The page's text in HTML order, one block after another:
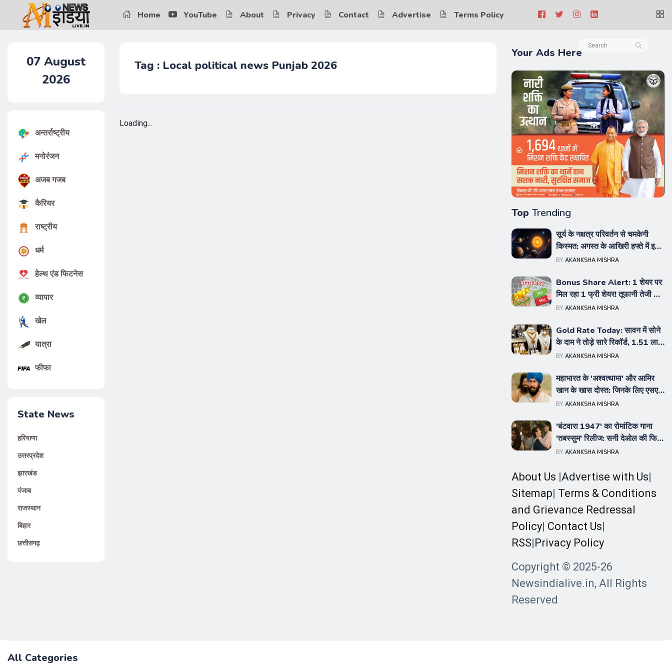
Home YouTube About Privacy Contact Advertise Terms Policy
07 August
2026
अन्तर्राष्ट्रीय
मनोरंजन
अजब गजब
कैरियर
राष्ट्रीय
धर्म
हेल्थ एंड फिटनेस
व्यापार
खेल
यात्रा
फीफा
State News
हरियाणा
उत्तरप्रदेश
झारखंड
पंजाब
राजस्थान
बिहार
छत्तीसगढ़
Tag : Local political news Punjab 2026
Loading...
Your Ads Here
Top Trending
सूर्य के नक्षत्र परिवर्तन से चमकेगी
किस्मत: अगस्त के आखिरी हफ्ते में इन
5 राशियों को मिलेगा छप्परफाड़ लाभ,
BY AKANKSHA MISHRA
Bonus Share Alert: 1 शेयर पर
मिल रहा 1 फ्री शेयर! तूफानी तेजी के
बाद अपर सर्किट पर पहुंचा स्टॉक,
BY AKANKSHA MISHRA
Gold Rate Today: सावन में सोने
के दाम ने तोड़े सारे रिकॉर्ड, 1.51 लाख
रुपये के पार पहुंचा भाव; चेक करें
BY AKANKSHA MISHRA
महाभारत के 'अश्वत्थामा' और आमिर
खान के खास दोस्त: जिनके लिए एसएस
राजामौली को बदलनी पड़ी थी फिल्म की
BY AKANKSHA MISHRA
'बंटवारा 1947' का रोमांटिक गाना
'तबस्सुम' रिलीज: सनी देओल की फिल्म
में जंग के बीच दिखी प्यार और उम्मीद की
BY AKANKSHA MISHRA
About Us Advertise with Us
Sitemap Terms & Conditions
and Grievance Redressal
Policy Contact Us
RSS Privacy Policy
Copyright © 2025-26
Newsindialive.in, All Rights
Reserved
All Categories